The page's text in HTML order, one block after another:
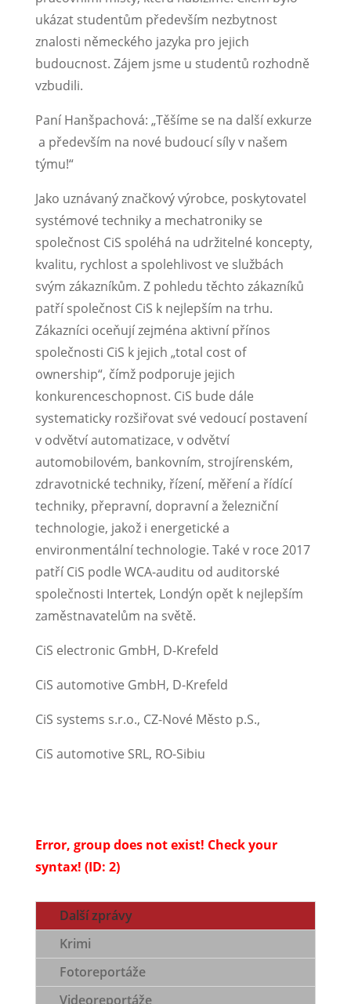
ukázat studentům především nezbytnost
znalosti německého jazyka pro jejich
budoucnost. Zájem jsme u studentů rozhodně
vzbudili.
Paní Hanšpachová: „Těšíme se na další exkurze
a především na nové budoucí síly v našem
týmu!“
Jako uznávaný značkový výrobce, poskytovatel
systémové techniky a mechatroniky se
společnost CiS spoléhá na udržitelné koncepty,
kvalitu, rychlost a spolehlivost ve službách
svým zákazníkům. Z pohledu těchto zákazníků
patří společnost CiS k nejlepším na trhu.
Zákazníci oceňují zejména aktivní přínos
společnosti CiS k jejich „total cost of
ownership“, čímž podporuje jejich
konkurenceschopnost. CiS bude dále
systematicky rozšiřovat své vedoucí postavení
v odvětví automatizace, v odvětví
automobilovém, bankovním, strojírenském,
zdravotnické techniky, řízení, měření a řídící
techniky, přepravní, dopravní a železniční
technologie, jakož i energetické a
environmentální technologie. Také v roce 2017
patří CiS podle WCA-auditu od auditorské
společnosti Intertek, Londýn opět k nejlepším
zaměstnavatelům na světě.
CiS electronic GmbH, D-Krefeld
CiS automotive GmbH, D-Krefeld
CiS systems s.r.o., CZ-Nové Město p.S.,
CiS automotive SRL, RO-Sibiu
Error, group does not exist! Check your
syntax! (ID: 2)
Další zprávy
Krimi
Fotoreportáže
Videoreportáže